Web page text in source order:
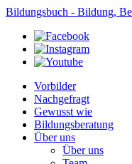
Bildungsbuch - Bildung,
Vorbilder
Nachgefragt
Gewusst wie
Bildungsberatung
Über uns
Über uns